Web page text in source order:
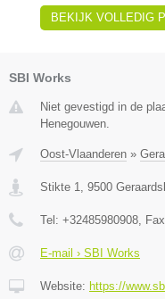
BEKIJK VOLLEDIG
SBI Works
Niet gevestigd in de
Henegouwen.
Oost-Vlaanderen »
Stikte 1 9500
Tel: +32485980908 ,
E-mail › SBI Works
Website: https://